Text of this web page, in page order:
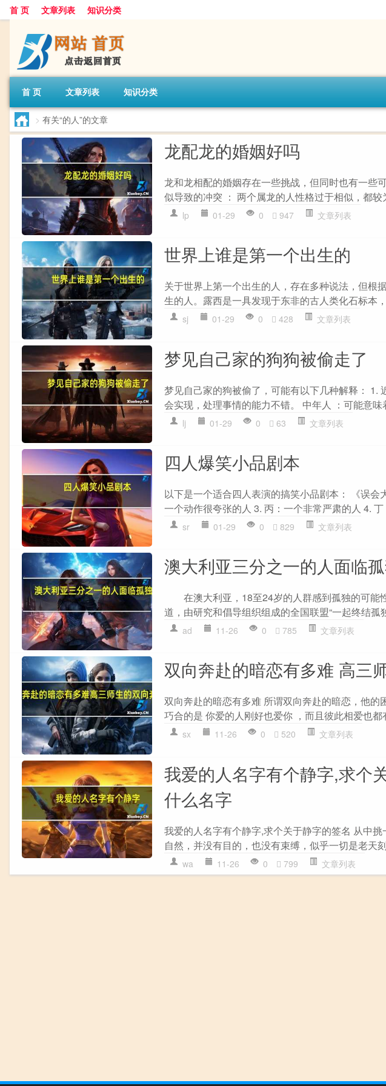
首 页 文章列表 知识分类
首 页 文章列表 知识分类
> 有关“的人”的文章
龙配龙的婚姻好吗
龙和龙相配的婚姻存在一些挑战，但同时也有一些
似导致的冲突 ： 两个属龙的人性格过于相似，都较
lp 01-29 0 947 文章列表
世界上谁是第一个出生的
关于世界上第一个出生的人，存在多种说法，但根
生的人。露西是一具发现于东非的古人类化石标本
sj 01-29 0 428 文章列表
梦见自己家的狗狗被偷走了
梦见自己家的狗被偷了，可能有以下几种解释： 1.
会实现，处理事情的能力不错。 中年人 ：可能意味
lj 01-29 0 63 文章列表
四人爆笑小品剧本
以下是一个适合四人表演的搞笑小品剧本： 《误会
一个动作很夸张的人 3. 丙：一个非常严肃的人 4. 丁
sr 01-29 0 829 文章列表
澳大利亚三分之一的人面临
在澳大利亚，18至24岁的人群感到孤独的可
道，由研究和倡导组织组成的全国联盟“一起终结孤
ad 11-26 0 785 文章列表
双向奔赴的暗恋有多难 高三
双向奔赴的暗恋有多难 所谓双向奔赴的暗恋，他
巧合的是 你爱的人刚好也爱你 ，而且彼此相爱也都
sx 11-26 0 520 文章列表
我爱的人名字有个静字,求个
什么名字
我爱的人名字有个静字,求个关于静字的签名 从中
自然，并没有目的，也没有束缚，似乎一切是老天
wa 11-26 0 799 文章列表